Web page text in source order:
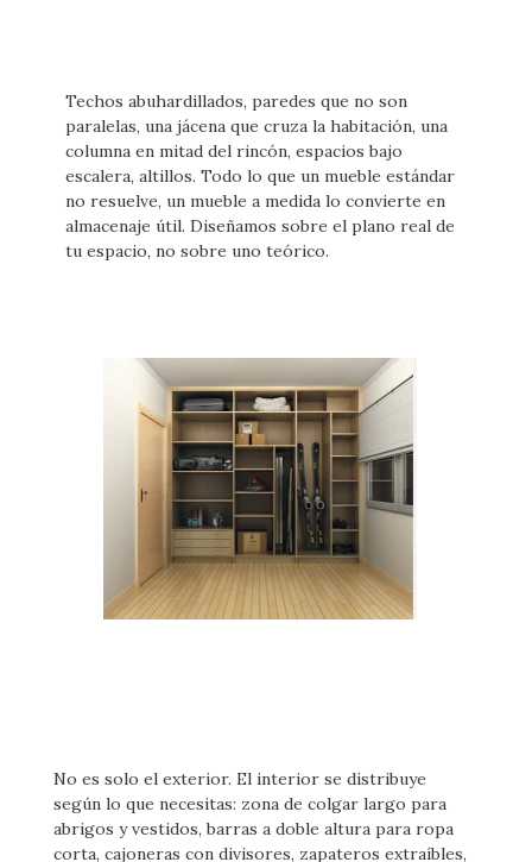
Techos abuhardillados, paredes que no son
paralelas, una jácena que cruza la habitación, una
columna en mitad del rincón, espacios bajo
escalera, altillos. Todo lo que un mueble estándar
no resuelve, un mueble a medida lo convierte en
almacenaje útil. Diseñamos sobre el plano real de
tu espacio, no sobre uno teórico.
No es solo el exterior. El interior se distribuye
según lo que necesitas: zona de colgar largo para
abrigos y vestidos, barras a doble altura para ropa
corta, cajoneras con divisores, zapateros extraíbles,